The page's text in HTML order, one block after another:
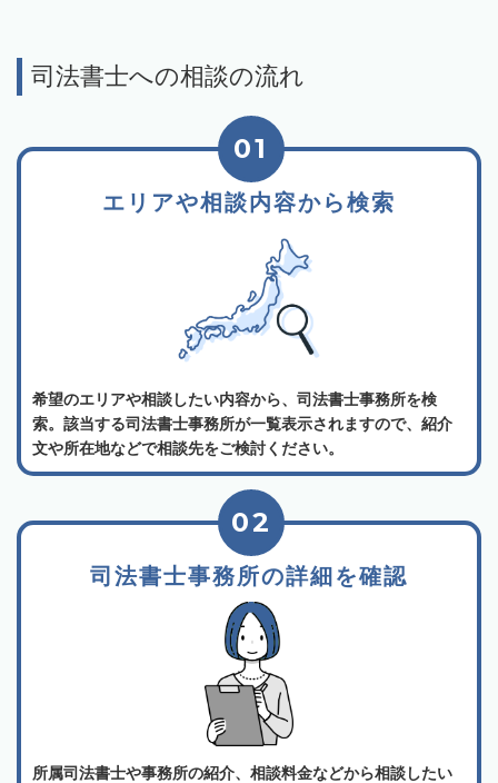
司法書士への相談の流れ
エリアや相談内容から検索
01
希望のエリアや相談したい内容から、司法書士事務所を検
索。該当する司法書士事務所が一覧表示されますので、紹介
文や所在地などで相談先をご検討ください。
司法書士事務所の詳細を確認
02
所属司法書士や事務所の紹介、相談料金などから相談したい